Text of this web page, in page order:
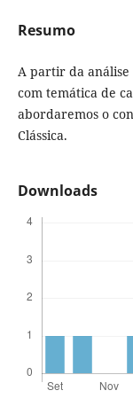
Resumo
A partir da análise
com temática de
abordaremos o
Clássica.
Downloads